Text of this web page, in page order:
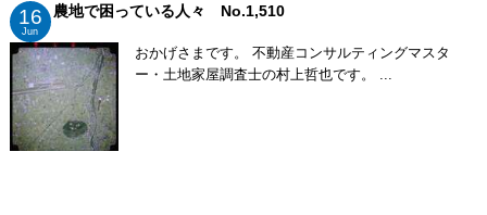
16
Jun
農地で困っている人々 No.1,510
おかげさまです。 不動産コンサルティングマスタ
ー・土地家屋調査士の村上哲也です。 ...